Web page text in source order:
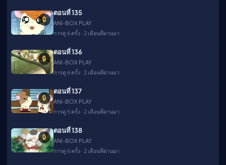
🔒
ตอนที่ 135
ANI-BOX PLAY
การดู 6 ครั้ง · 2 เดือนที่ผ่านมา
🔒
ตอนที่ 136
ANI-BOX PLAY
การดู 6 ครั้ง · 2 เดือนที่ผ่านมา
🔒
ตอนที่ 137
ANI-BOX PLAY
การดู 5 ครั้ง · 2 เดือนที่ผ่านมา
🔒
ตอนที่ 138
ANI-BOX PLAY
การดู 6 ครั้ง · 2 เดือนที่ผ่านมา